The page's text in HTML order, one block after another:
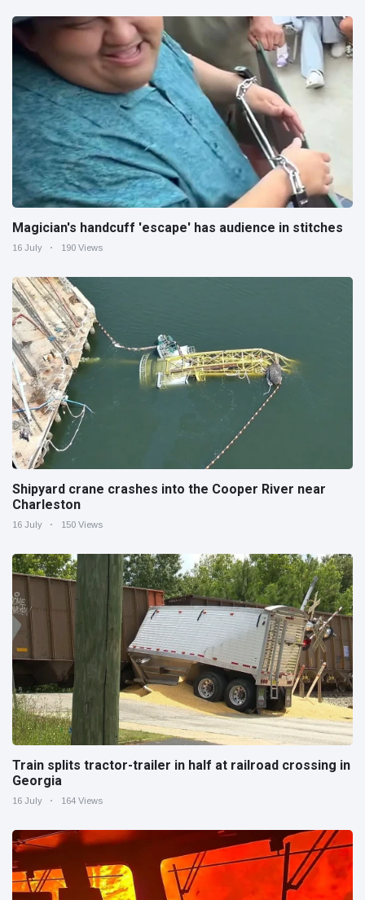
Magician's handcuff 'escape' has audience in stitches
16 July 190 Views
Shipyard crane crashes into the Cooper River near
Charleston
16 July 150 Views
Train splits tractor-trailer in half at railroad crossing in
Georgia
16 July 164 Views